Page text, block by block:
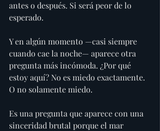
antes o después. Si será peor de lo
esperado.
Y en algún momento —casi siempre
cuando cae la noche— aparece otra
pregunta más incómoda. ¿Por qué
estoy aquí? No es miedo exactamente.
O no solamente miedo.
Es una pregunta que aparece con una
sinceridad brutal porque el mar